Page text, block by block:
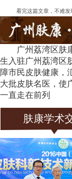
看完这篇文章，不难发
广州荔湾区肤
生入驻广州荔湾区
障市民皮肤健康，
大批皮肤名医，使
一直走在前列
肤康学术